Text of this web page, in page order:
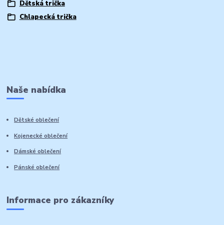
Dětská trička
Chlapecká trička
Naše nabídka
Dětské oblečení
Kojenecké oblečení
Dámské oblečení
Pánské oblečení
Informace pro zákazníky